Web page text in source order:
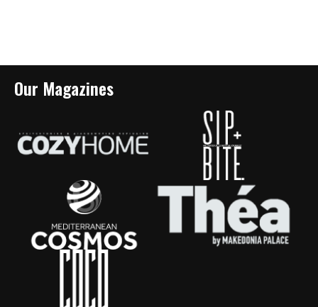
Our Magazines